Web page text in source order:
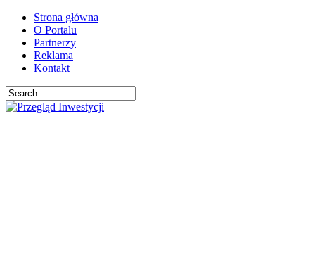
Strona główna
O Portalu
Partnerzy
Reklama
Kontakt